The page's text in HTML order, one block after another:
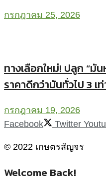
กรกฎาคม 25, 2026
ทางเลือกใหม่! ปลูก “มั
ราคาดีกว่ามันทั่วไป 3 เท่
กรกฎาคม 19, 2026
Facebook
Twitter
© 2022 เกษตรสัญจร
Welcome Back!